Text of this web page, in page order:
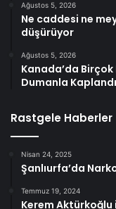
Ağustos 5, 2026
Ne caddesi ne
düşürüyor
Ağustos 5, 2026
Kanada’da Birçok
Dumanla Kaplandı
Rastgele Haberler
Nisan 24, 2025
Şanlıurfa’da
Temmuz 19, 2024
Kerem Aktürkoğlu